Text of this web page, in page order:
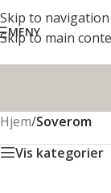
Skip to navigation
Skip to main
MENY
Hjem/Soverom
Vis kategorier